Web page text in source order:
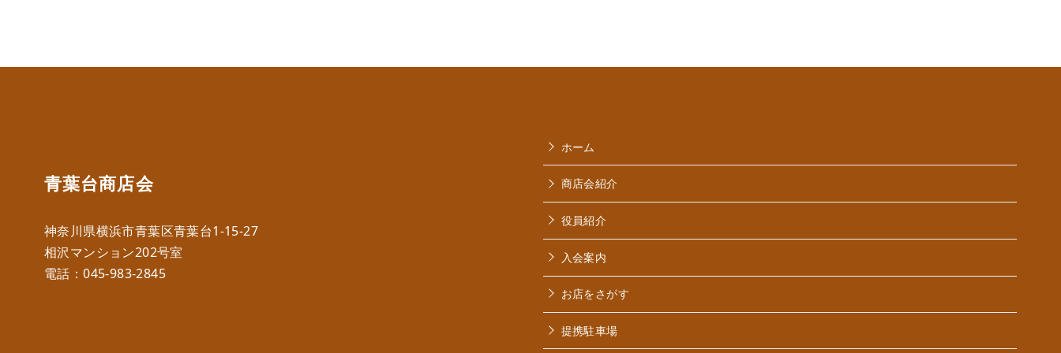
青葉台商店会
神奈川県横浜市青葉区青葉台1-15-27
相沢マンション202号室
電話：045-983-2845
ホーム
商店会紹介
役員紹介
入会案内
お店をさがす
提携駐車場